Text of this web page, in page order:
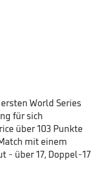
World Series
für sich
über 103 Punkte
mit einem
- über 17, Doppel-17